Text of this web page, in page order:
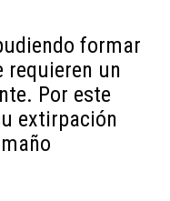
formar
requieren un
Por este
extirpación